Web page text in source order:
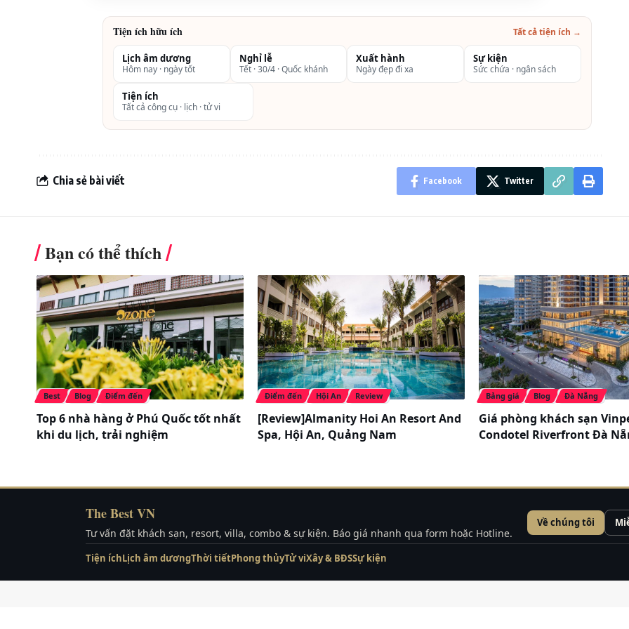
Review Dalat Wonder Resort 4 sao
Tiện ích hữu ích Tất cả tiện ích →
Lịch âm dương
Hôm nay · ngày tốt
Nghỉ lễ
Tết · 30/4 · Quốc khánh
Xuất hành
Ngày đẹp đi xa
Sự kiện
Sức chứa · ngân sách
Tiện ích
Tất cả công cụ · lịch · tử vi
Chia sẻ bài viết Facebook Twitter
Bạn có thể thích
Best Blog Điểm đến
Top 6 nhà hàng ở Phú Quốc tốt nhất
khi du lịch, trải nghiệm
Điểm đến Hội An Review
[Review]Almanity Hoi An Resort And
Spa, Hội An, Quảng Nam
Bảng giá Blog Đà Nẵng
Giá phòng khách sạn
Condotel Riverfront Đà
The Best VN
Tư vấn đặt khách sạn, resort, villa, combo & sự kiện. Báo giá nhanh qua form hoặc Hotline.
Về chúng tôi
Tiện íchLịch âm dươngThời tiếtPhong thủyTử viXây & BĐSSự kiện